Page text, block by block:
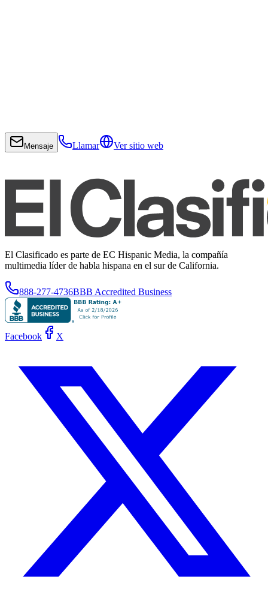
Mensaje Llamar Ver sitio web
El Clasificado es parte de EC Hispanic Media, la compañía
multimedia líder de habla hispana en el sur de California.
888-277-4736BBB Accredited Business
Facebook X